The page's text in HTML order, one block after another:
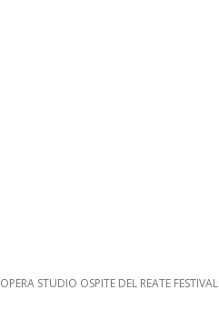
OPERA STUDIO OSPITE DEL REATE FESTIVAL